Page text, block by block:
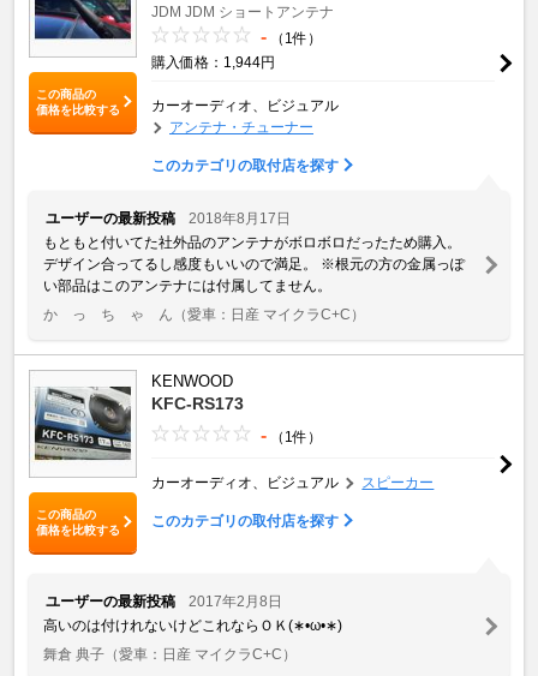
この商品の
価格を比較する
JDM JDM ショートアンテナ
-
（1件）
購入価格：1,944円
カーオーディオ、ビジュアル
アンテナ・チューナー
このカテゴリの取付店を探す
ユーザーの最新投稿
2018年8月17日
もともと付いてた社外品のアンテナがボロボロだったため購入。
デザイン合ってるし感度もいいので満足。 ※根元の方の金属っぽ
い部品はこのアンテナには付属してません。
か っ ち ゃ ん （愛車：日産 マイクラC+C）
この商品の
価格を比較する
KENWOOD
KFC-RS173
- （1件）
カーオーディオ、ビジュアル スピーカー
このカテゴリの取付店を探す
ユーザーの最新投稿
2017年2月8日
高いのは付けれないけどこれならＯＫ(∗•ω•∗)
舞倉 典子 （愛車：日産 マイクラC+C）